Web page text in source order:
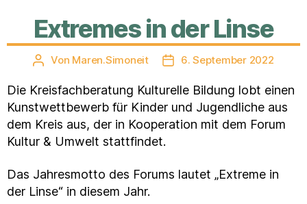
Extremes in der Linse
Beitragsautor
Von Maren.Simoneit Veröffentlichungsdatum
6. September 2022
Die Kreisfachberatung Kulturelle Bildung lobt einen
Kunstwettbewerb für Kinder und Jugendliche aus
dem Kreis aus, der in Kooperation mit dem Forum
Kultur & Umwelt stattfindet.
Das Jahresmotto des Forums lautet „Extreme in
der Linse“ in diesem Jahr.